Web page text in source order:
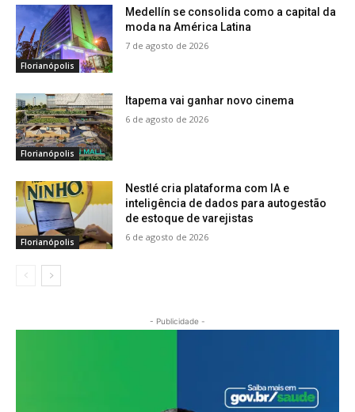
Florianópolis
Medellín se consolida como a capital da
moda na América Latina
7 de agosto de 2026
Florianópolis
Itapema vai ganhar novo cinema
6 de agosto de 2026
Florianópolis
Nestlé cria plataforma com IA e
inteligência de dados para autogestão
de estoque de varejistas
6 de agosto de 2026
- Publicidade -